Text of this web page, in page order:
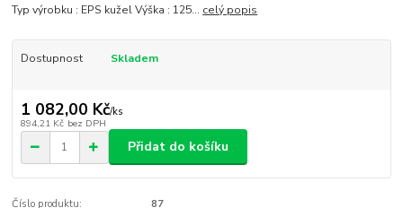
Typ výrobku : EPS kužel Výška : 125... celý popis
Dostupnost Skladem
1 082,00 Kč/ks
894,21 Kč bez DPH
Přidat do košíku
Číslo produktu:
87